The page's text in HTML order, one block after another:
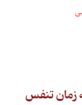
زمان تنفس